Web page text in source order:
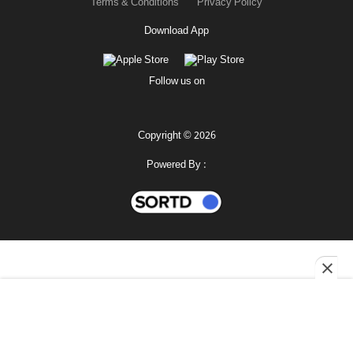
Download App
Follow us on
Copyright © 2026
Powered By :